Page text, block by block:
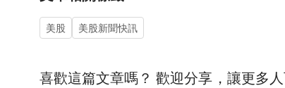
美股 美股新聞快訊
喜歡這篇文章嗎？歡迎分享，讓更多人